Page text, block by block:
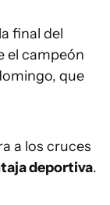
final del
el campeón
que
a los cruces
deportiva.